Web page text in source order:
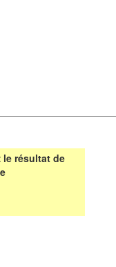
résultat de